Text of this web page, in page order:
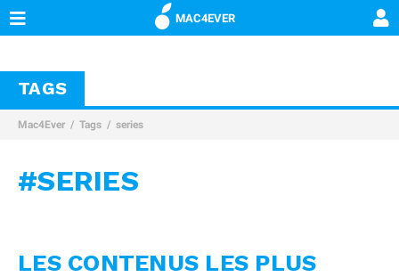
MAC4EVER
TAGS
Mac4Ever Tags series
#SERIES
LES CONTENUS LES PLUS